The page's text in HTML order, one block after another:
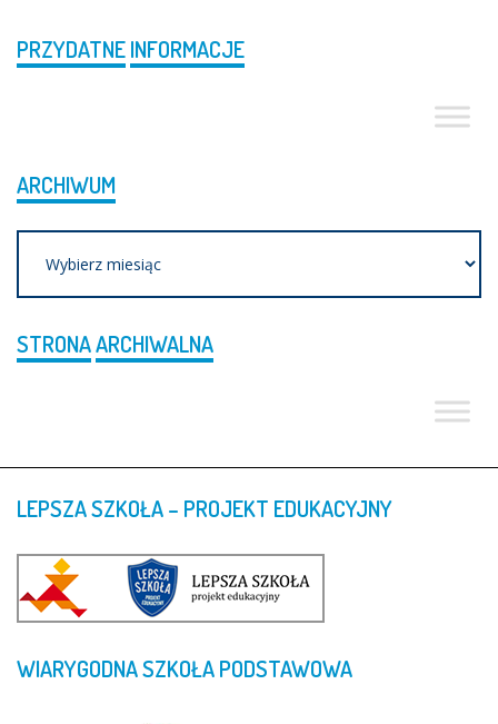
PRZYDATNEINFORMACJE
ARCHIWUM
STRONAARCHIWALNA
LEPSZASZKOŁA– PROJEKT EDUKACYJNY
WIARYGODNASZKOŁAPODSTAWOWA